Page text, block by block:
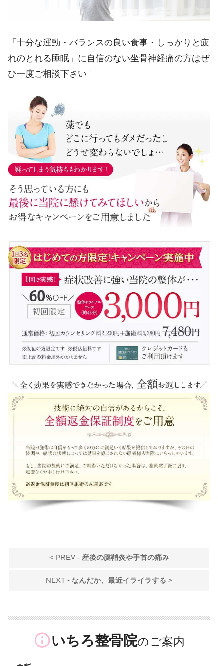
「十分な運動・バランスの良い食事・しっかりと疲
れのとれる睡眠」に自信のない坐骨神経痛の方はぜ
ひ一度ご相談下さい！
< PREV - 産後の腱鞘炎や手首の痛み
NEXT - なんだか、最近イライラする >
info_outlineいちろ整骨院